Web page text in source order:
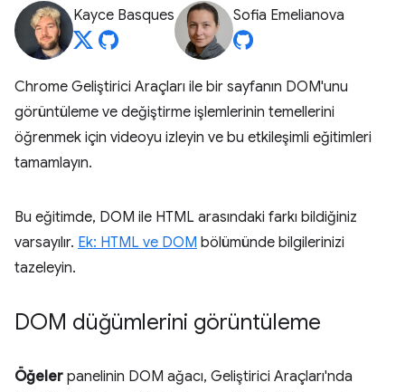
Kayce Basques Sofia Emelianova
Chrome Geliştirici Araçları ile bir sayfanın DOM'unu
görüntüleme ve değiştirme işlemlerinin temellerini
öğrenmek için videoyu izleyin ve bu etkileşimli eğitimleri
tamamlayın.
Bu eğitimde, DOM ile HTML arasındaki farkı bildiğiniz
varsayılır. Ek: HTML ve DOM bölümünde bilgilerinizi
tazeleyin.
DOM düğümlerini görüntüleme
Öğeler panelinin DOM ağacı, Geliştirici Araçları'nda